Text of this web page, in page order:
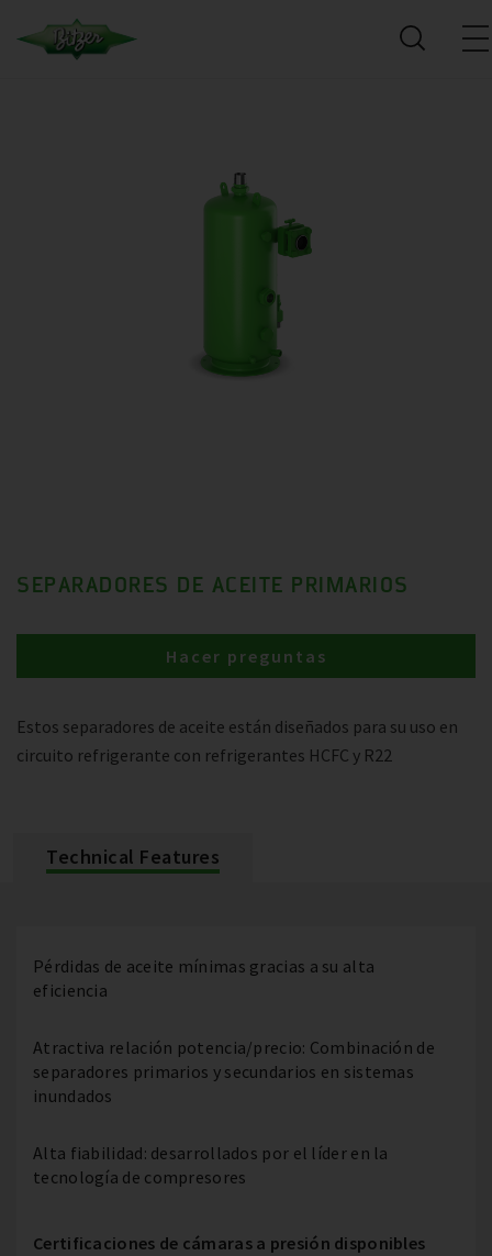
SEPARADORES DE ACEITE PRIMARIOS
Estos separadores de aceite están diseñados para su uso en
circuito refrigerante con refrigerantes HCFC y R22
Hacer preguntas
Technical Features
Pérdidas de aceite mínimas gracias a su alta
eficiencia
Atractiva relación potencia/precio: Combinación de
separadores primarios y secundarios en sistemas
inundados
Alta fiabilidad: desarrollados por el líder en la
tecnología de compresores
Certificaciones de cámaras a presión disponibles